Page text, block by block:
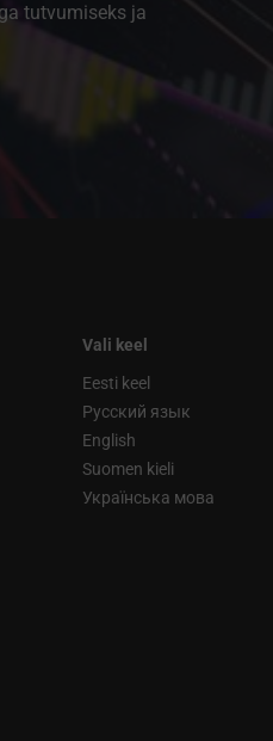
tutvumiseks ja
Vali keel
Eesti keel
Русский язык
English
Suomen kieli
Українська мова